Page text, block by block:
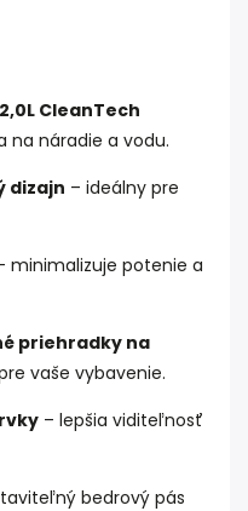
CleanTech
na náradie a vodu.
dizajn – ideálny pre
minimalizuje potenie a
priehradky na
vaše vybavenie.
– lepšia viditeľnosť
bedrový pás